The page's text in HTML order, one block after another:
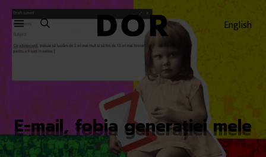
Sari
meniu
Sari
conținut
English
E-mail, fobia generației mele